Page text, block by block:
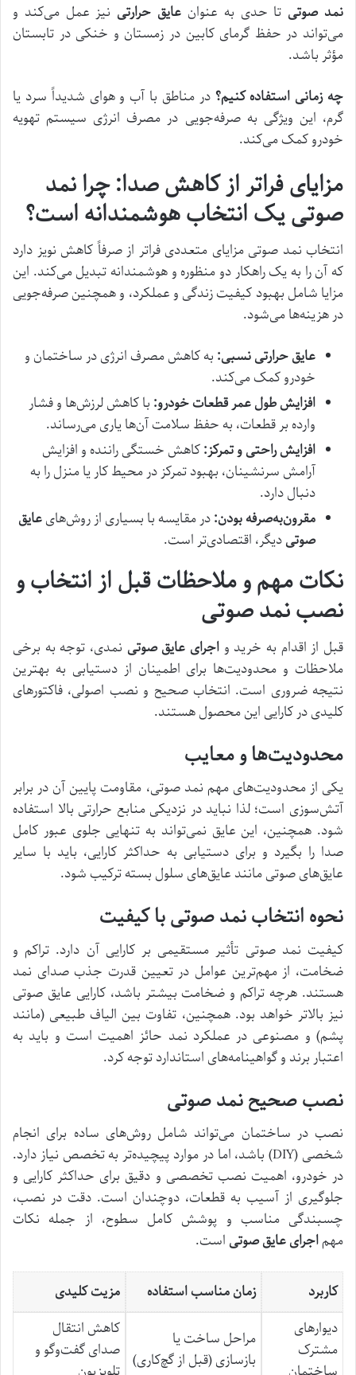
نمد صوتی تا حدی به عنوان عایق حرارتی نیز عمل می‌کند و
می‌تواند در حفظ گرمای کابین در زمستان و خنکی در تابستان
مؤثر باشد.
چه زمانی استفاده کنیم؟ در مناطق با آب و هوای شدیداً سرد یا
گرم، این ویژگی به صرفه‌جویی در مصرف انرژی سیستم تهویه
خودرو کمک می‌کند.
مزایای فراتر از کاهش صدا: چرا نمد
صوتی یک انتخاب هوشمندانه است؟
انتخاب نمد صوتی مزایای متعددی فراتر از صرفاً کاهش نویز دارد
که آن را به یک راهکار دو منظوره و هوشمندانه تبدیل می‌کند. این
مزایا شامل بهبود کیفیت زندگی و عملکرد، و همچنین صرفه‌جویی
در هزینه‌ها می‌شود.
عایق حرارتی نسبی: به کاهش مصرف انرژی در ساختمان و
خودرو کمک می‌کند.
افزایش طول عمر قطعات خودرو: با کاهش لرزش‌ها و فشار
وارده بر قطعات، به حفظ سلامت آن‌ها یاری می‌رساند.
افزایش راحتی و تمرکز:کاهش خستگی راننده و افزایش
آرامش سرنشینان، بهبود تمرکز در محیط کار یا منزل را به
دنبال دارد.
مقرون‌به‌صرفه بودن:در مقایسه با بسیاری از روش‌هایعایق
صوتیدیگر، اقتصادی‌تر است.
نکات مهم و ملاحظات قبل از انتخاب و
نصب نمد صوتی
قبل از اقدام به خرید و اجرای عایق صوتی نمدی، توجه به برخی
ملاحظات و محدودیت‌ها برای اطمینان از دستیابی به بهترین
نتیجه ضروری است. انتخاب صحیح و نصب اصولی، فاکتورهای
کلیدی در کارایی این محصول هستند.
محدودیت‌ها و معایب
یکی از محدودیت‌های مهم نمد صوتی، مقاومت پایین آن در برابر
آتش‌سوزی است؛ لذا نباید در نزدیکی منابع حرارتی بالا استفاده
شود. همچنین، این عایق نمی‌تواند به تنهایی جلوی عبور کامل
صدا را بگیرد و برای دستیابی به حداکثر کارایی، باید با سایر
عایق‌های صوتی مانند عایق‌های سلول بسته ترکیب شود.
نحوه انتخاب نمد صوتی با کیفیت
کیفیت نمد صوتی تأثیر مستقیمی بر کارایی آن دارد. تراکم و
ضخامت، از مهم‌ترین عوامل در تعیین قدرت جذب صدای نمد
هستند. هرچه تراکم و ضخامت بیشتر باشد، کارایی عایق صوتی
نیز بالاتر خواهد بود. همچنین، تفاوت بین الیاف طبیعی (مانند
پشم) و مصنوعی در عملکرد نمد حائز اهمیت است و باید به
اعتبار برند و گواهینامه‌های استاندارد توجه کرد.
نصب صحیح نمد صوتی
نصب در ساختمان می‌تواند شامل روش‌های ساده برای انجام
شخصی (DIY) باشد، اما در موارد پیچیده‌تر به تخصص نیاز دارد.
در خودرو، اهمیت نصب تخصصی و دقیق برای حداکثر کارایی و
جلوگیری از آسیب به قطعات، دوچندان است. دقت در نصب،
چسبندگی مناسب و پوشش کامل سطوح، از جمله نکات
مهماجرای عایق صوتی است.
کاربرد زمان مناسب استفاده
مزیت کلیدی
دیوارهای
مشترک
مراحل ساخت یا
بازسازی (قبل از گچ‌کاری)
کاهش انتقال
صدای گفت‌وگو و